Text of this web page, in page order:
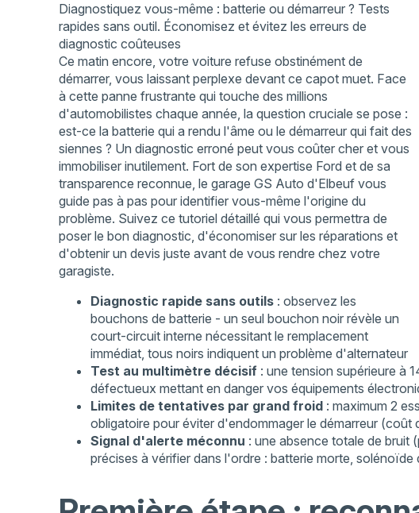
Diagnostiquez vous-même : batterie ou démarreur ? Tests
rapides sans outil. Économisez et évitez les erreurs de
diagnostic coûteuses
Ce matin encore, votre voiture refuse obstinément de
démarrer, vous laissant perplexe devant ce capot muet. Face
à cette panne frustrante qui touche des millions
d'automobilistes chaque année, la question cruciale se pose :
est-ce la batterie qui a rendu l'âme ou le démarreur qui fait des
siennes ? Un diagnostic erroné peut vous coûter cher et vous
immobiliser inutilement. Fort de son expertise Ford et de sa
transparence reconnue, le garage GS Auto d'Elbeuf vous
guide pas à pas pour identifier vous-même l'origine du
problème. Suivez ce tutoriel détaillé qui vous permettra de
poser le bon diagnostic, d'économiser sur les réparations et
d'obtenir un devis juste avant de vous rendre chez votre
garagiste.
Diagnostic rapide sans outils : observez les
bouchons de batterie - un seul bouchon noir révèle un
court-circuit interne nécessitant le remplacement
immédiat, tous noirs indiquent un problème d'alternateur
Test au multimètre décisif : une tension supérieure à
défectueux mettant en danger vos équipements
Limites de tentatives par grand froid : maximum 2
obligatoire pour éviter d'endommager le démarreur
Signal d'alerte méconnu : une absence totale de bruit
précises à vérifier dans l'ordre : batterie morte, solénoïde